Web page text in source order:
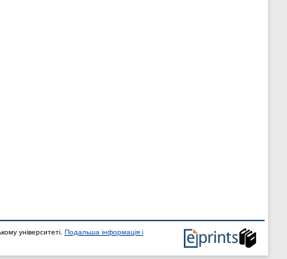
університеті. Подальша інформація і